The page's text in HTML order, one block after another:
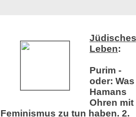
Jüdisches
Leben:
Purim -
oder: Was
Hamans
Ohren mit
Feminismus zu tun haben. 2.